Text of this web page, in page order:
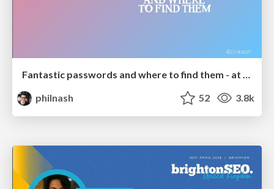
Fantastic passwords and where to find them - at NoRuKo
philnash
52 3.8k